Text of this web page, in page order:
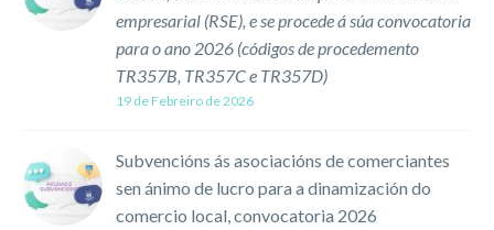
empresarial (RSE), e se procede á súa convocatoria
para o ano 2026 (códigos de procedemento
TR357B, TR357C e TR357D)
19 de Febreiro de 2026
Subvencións ás asociacións de comerciantes
sen ánimo de lucro para a dinamización do
comercio local, convocatoria 2026